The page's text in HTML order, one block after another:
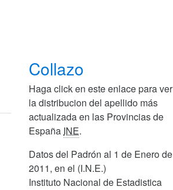
Collazo
Haga click en este enlace para ver
la distribucion del apellido más
actualizada en las Provincias de
España INE.
Datos del Padrón al 1 de Enero de
2011, en el (I.N.E.)
Instituto Nacional de Estadistica